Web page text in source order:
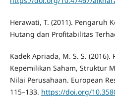
Herawati, T. (2011). Pengaruh
Hutang dan Profitabilitas
Kadek Apriada, M. S. S.
Kepemilikan Saham, Struktur
Nilai Perusahaan. European
115–133. https://doi.org/